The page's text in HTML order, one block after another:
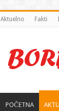
Aktuelno Fakti
POČETNA